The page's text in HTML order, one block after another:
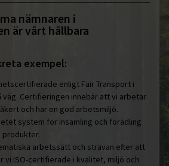
nämnaren i
är vårt hållbara
exempel:
enligt Fair Transport i
Certifieringen innebär att vi arbetar
och har en god arbetsmiljö.
system för insamling och förädling
produkter.
arbetssätt och strävan efter att
vi ISO-certifierade i kvalitet, miljö och